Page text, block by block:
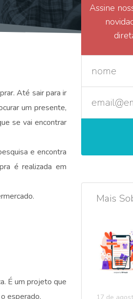
Até sair para ir
um presente,
se vai encontrar
e encontra
é realizada em
É um projeto que
esperado.
Assine
Mais